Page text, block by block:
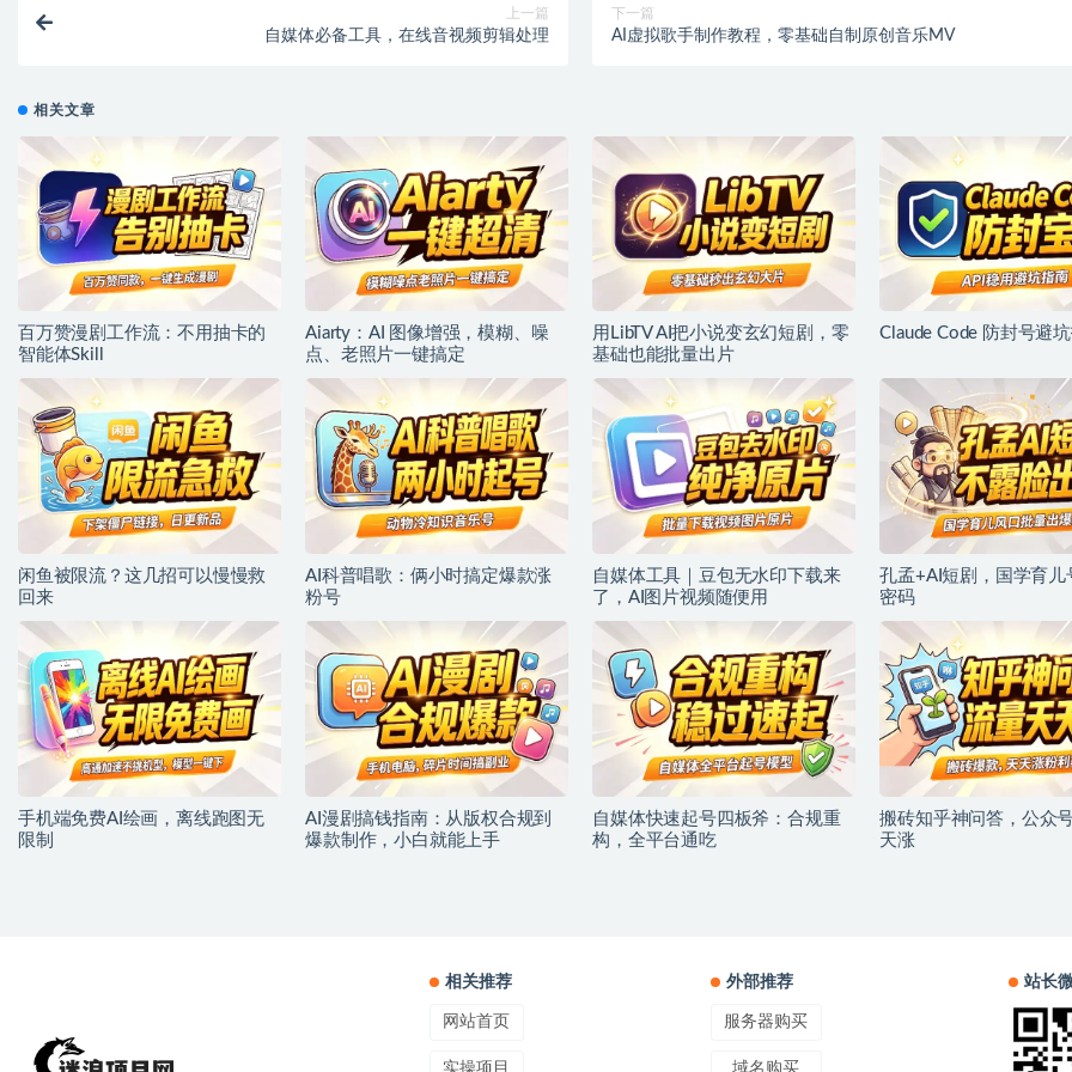
上一篇
自媒体必备工具，在线音视频剪辑处理
下一篇
AI虚拟歌手制作教程，零基础自制原创音乐MV
相关文章
百万赞漫剧工作流：不用抽卡的
智能体Skill
Aiarty：AI 图像增强，模糊、噪
点、老照片一键搞定
用LibTV AI把小说变玄幻短剧，零
基础也能批量出片
Claude Code 防封号避
闲鱼被限流？这几招可以慢慢救
回来
AI科普唱歌：俩小时搞定爆款涨
粉号
自媒体工具｜豆包无水印下载来
了，AI图片视频随便用
孔孟+AI短剧，国学育儿
密码
手机端免费AI绘画，离线跑图无
限制
AI漫剧搞钱指南：从版权合规到
爆款制作，小白就能上手
自媒体快速起号四板斧：合规重
构，全平台通吃
搬砖知乎神问答，公众
天涨
相关推荐
网站首页
实操项目
外部推荐
服务器购买
域名购买
站长